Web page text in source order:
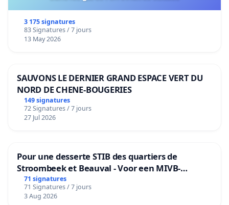
3 175 signatures
83 Signatures / 7 jours
13 May 2026
SAUVONS LE DERNIER GRAND ESPACE VERT DU
NORD DE CHENE-BOUGERIES
149 signatures
72 Signatures / 7 jours
27 Jul 2026
Pour une desserte STIB des quartiers de
Stroombeek et Beauval - Voor een MIVB-
bediening van de wijken Strombeek en Het
Voor
71 signatures
71 Signatures / 7 jours
3 Aug 2026